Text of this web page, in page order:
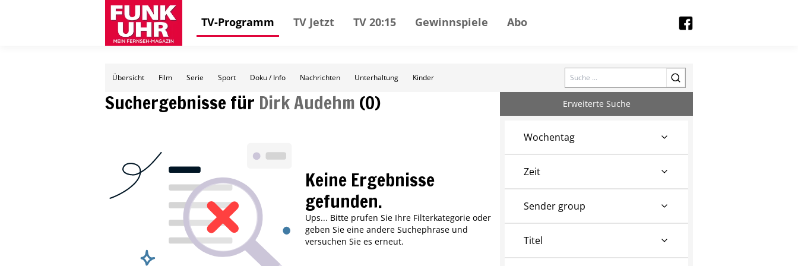
TV-Programm TV Jetzt TV 20:15 Gewinnspiele Abo
Übersicht Film Serie Sport Doku / Info Nachrichten Unterhaltung Kinder Search
Suchergebnisse für Dirk Audehm (0)
Keine Ergebnisse
gefunden.
Ups... Bitte prufen Sie Ihre Filterkategorie oder
geben Sie eine andere Suchephrase und
versuchen Sie es erneut.
Erweiterte Suche
Wochentag
Zeit
Sender group
Titel